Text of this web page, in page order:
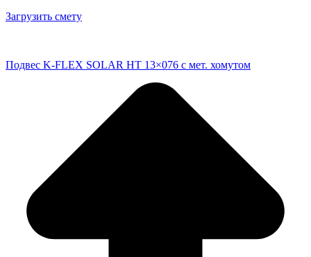
Загрузить смету
Подвес K-FLEX SOLAR HT 13×076 с мет. хомутом